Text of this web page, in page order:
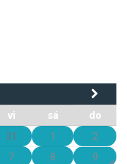
vi sá
do
31 1
2
7 8
9